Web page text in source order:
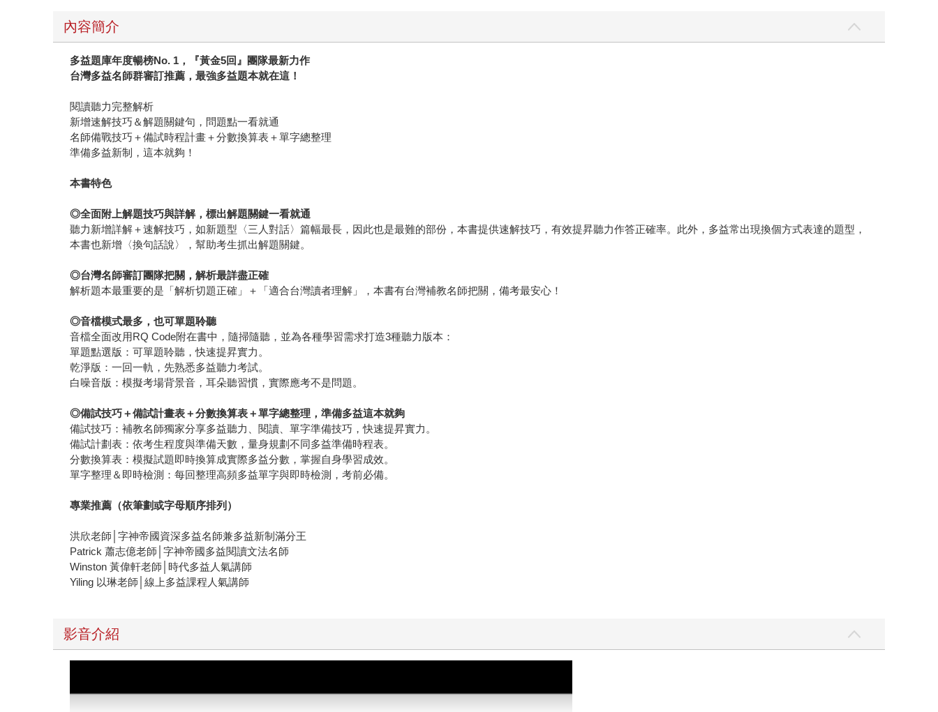
內容簡介
多益題庫年度暢榜No. 1 ，『黃金5回』團隊最新力作
台灣多益名師群審訂推薦，最強多益題本就在這！
閱讀聽力完整解析
新增速解技巧＆解題關鍵句，問題點一看就通
名師備戰技巧＋備試時程計畫＋分數換算表＋單字總整理
準備多益新制，這本就夠！
本書特色
◎全面附上解題技巧與詳解，標出解題關鍵一看就通
聽力新增詳解＋速解技巧，如新題型〈三人對話〉篇幅最長，因此也是最難的部份，本書提供速解技巧，有效提昇聽力作答正確率。此外，多益常出現換個方式表達的題型，
本書也新增〈換句話說〉，幫助考生抓出解題關鍵。
◎台灣名師審訂團隊把關，解析最詳盡正確
解析題本最重要的是「解析切題正確」＋「適合台灣讀者理解」，本書有台灣補教名師把關，備考最安心！
◎音檔模式最多，也可單題聆聽
音檔全面改用RQ Code附在書中，隨掃隨聽，並為各種學習需求打造3種聽力版本：
單題點選版：可單題聆聽，快速提昇實力。
乾淨版：一回一軌，先熟悉多益聽力考試。
白噪音版：模擬考場背景音，耳朵聽習慣，實際應考不是問題。
◎備試技巧＋備試計畫表＋分數換算表＋單字總整理，準備多益這本就夠
備試技巧：補教名師獨家分享多益聽力、閱讀、單字準備技巧，快速提昇實力。
備試計劃表：依考生程度與準備天數，量身規劃不同多益準備時程表。
分數換算表：模擬試題即時換算成實際多益分數，掌握自身學習成效。
單字整理＆即時檢測：每回整理高頻多益單字與即時檢測，考前必備。
專業推薦（依筆劃或字母順序排列）
洪欣老師│字神帝國資深多益名師兼多益新制滿分王
Patrick 蕭志億老師│字神帝國多益閱讀文法名師
Winston 黃偉軒老師│時代多益人氣講師
Yiling 以琳老師│線上多益課程人氣講師
影音介紹